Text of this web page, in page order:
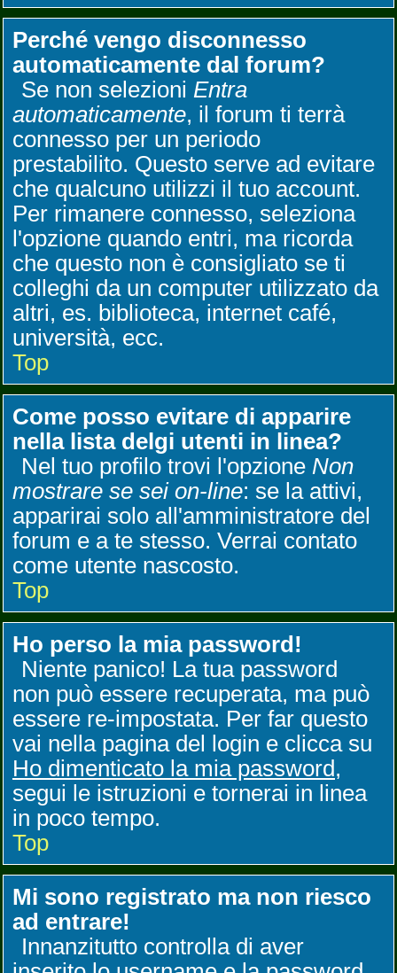
Perché vengo disconnesso
automaticamente dal forum?
Se non selezioni Entra
automaticamente, il forum ti terrà
connesso per un periodo
prestabilito. Questo serve ad evitare
che qualcuno utilizzi il tuo account.
Per rimanere connesso, seleziona
l'opzione quando entri, ma ricorda
che questo non è consigliato se ti
colleghi da un computer utilizzato da
altri, es. biblioteca, internet café,
università, ecc.
Top
Come posso evitare di apparire
nella lista delgi utenti in linea?
Nel tuo profilo trovi l'opzione Non
mostrare se sei on-line: se la attivi,
apparirai solo all'amministratore del
forum e a te stesso. Verrai contato
come utente nascosto.
Top
Ho perso la mia password!
Niente panico! La tua password
non può essere recuperata, ma può
essere re-impostata. Per far questo
vai nella pagina del login e clicca su
Ho dimenticato la mia password,
segui le istruzioni e tornerai in linea
in poco tempo.
Top
Mi sono registrato ma non riesco
ad entrare!
Innanzitutto controlla di aver